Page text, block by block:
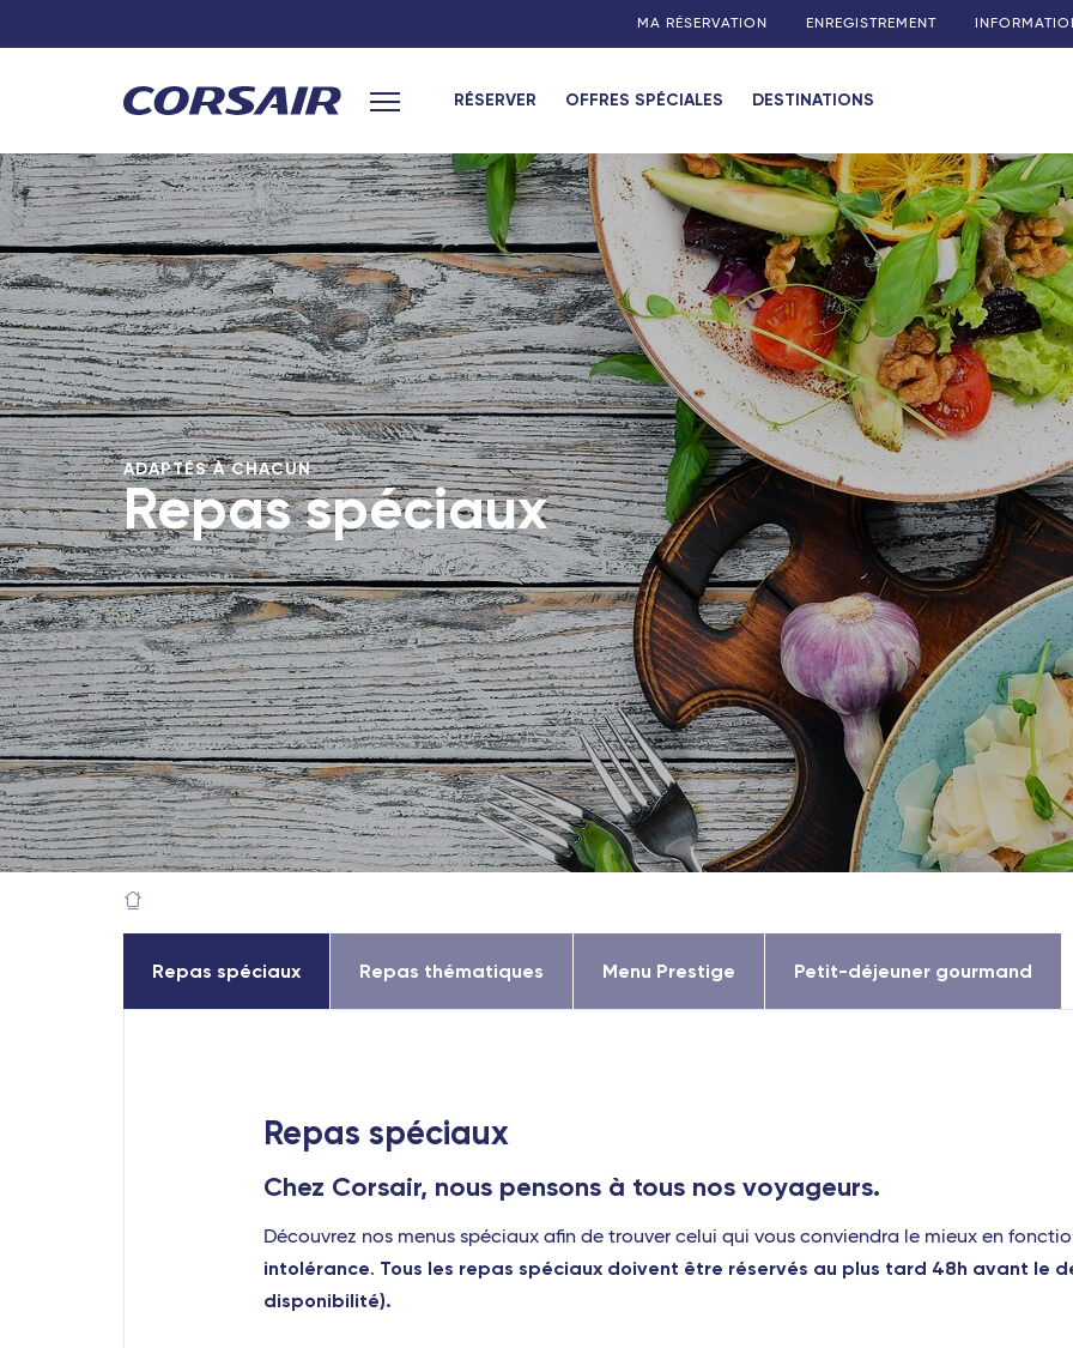
MA RÉSERVATION ENREGISTREMENT
Menu principal
RÉSERVER OFFRES SPÉCIALES DESTINATIONS
ADAPTÉS À CHACUN
Repas spéciaux
Repas spéciaux Repas thématiques Menu Prestige Petit-déjeuner gourmand
Repas spéciaux
Chez Corsair, nous pensons à tous nos voyageurs.
Découvrez nos menus spéciaux afin de trouver celui qui vous conviendra le mieux en
intolérance. Tous les repas spéciaux doivent être réservés au plus tard 48h avant le
disponibilité).